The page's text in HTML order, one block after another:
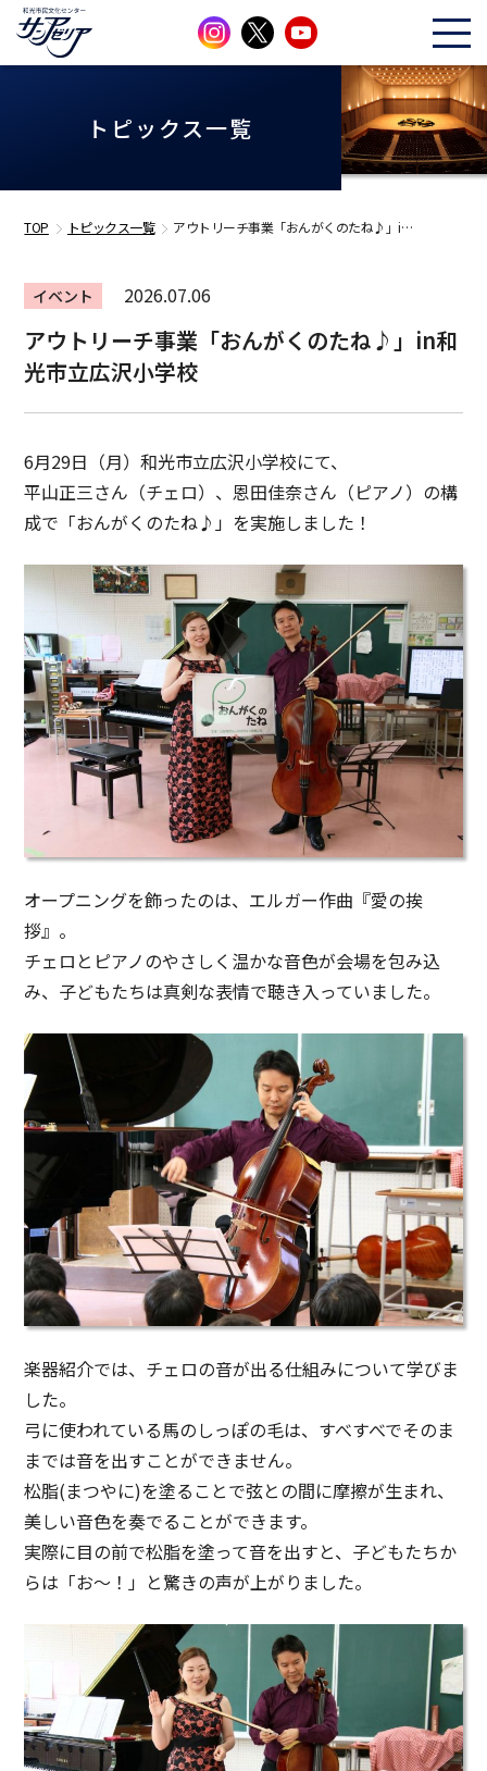
トピックス一覧
TOP トピックス一覧 アウトリーチ事業「おんがくのたね♪」i…
イベント 2026.07.06
アウトリーチ事業「おんがくのたね♪」in和
光市立広沢小学校
6月29日（月）和光市立広沢小学校にて、
平山正三さん（チェロ）、恩田佳奈さん（ピアノ）の構
成で「おんがくのたね♪」を実施しました！
オープニングを飾ったのは、エルガー作曲『愛の挨
拶』。
チェロとピアノのやさしく温かな音色が会場を包み込
み、子どもたちは真剣な表情で聴き入っていました。
楽器紹介では、チェロの音が出る仕組みについて学びま
した。
弓に使われている馬のしっぽの毛は、すべすべでそのま
までは音を出すことができません。
松脂(まつやに)を塗ることで弦との間に摩擦が生まれ、
美しい音色を奏でることができます。
実際に目の前で松脂を塗って音を出すと、子どもたちか
らは「お～！」と驚きの声が上がりました。